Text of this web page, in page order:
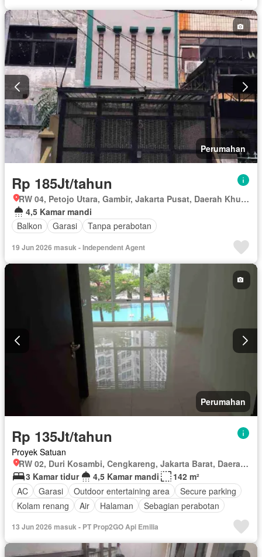
Perumahan
Rp 185Jt/tahun
RW 04, Petojo Utara, Gambir, Jakarta Pusat, Daerah Khusus Ibukota Jakarta
4,5 Kamar mandi
Balkon
Garasi Tanpa perabotan
19 Jun 2026 masuk - Independent Agent
Perumahan
Rp 135Jt/tahun
Proyek Satuan
RW 02, Duri Kosambi, Cengkareng, Jakarta Barat, Daerah Khusus Ibukota Jakarta
3 Kamar tidur
4,5 Kamar mandi
142 m²
AC
Garasi Outdoor entertaining area
Secure parking
Kolam renang
Air Halaman Sebagian perabotan
13 Jun 2026 masuk - PT Prop2GO Api Emilia